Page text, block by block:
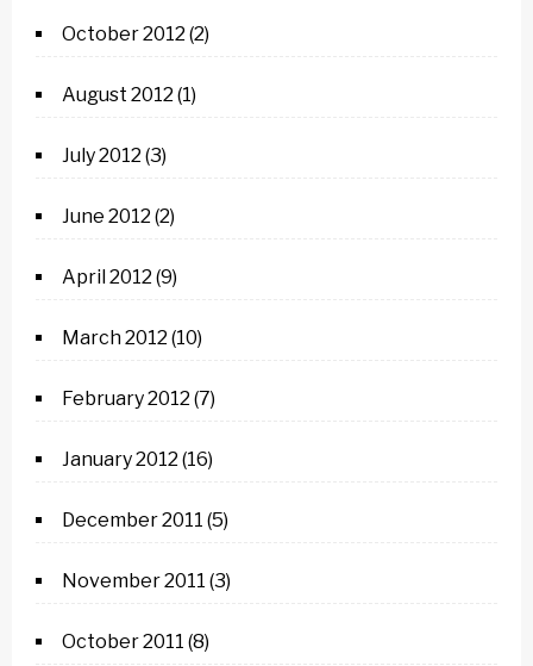
October 2012 (2)
August 2012 (1)
July 2012 (3)
June 2012 (2)
April 2012 (9)
March 2012 (10)
February 2012 (7)
January 2012 (16)
December 2011 (5)
November 2011 (3)
October 2011 (8)